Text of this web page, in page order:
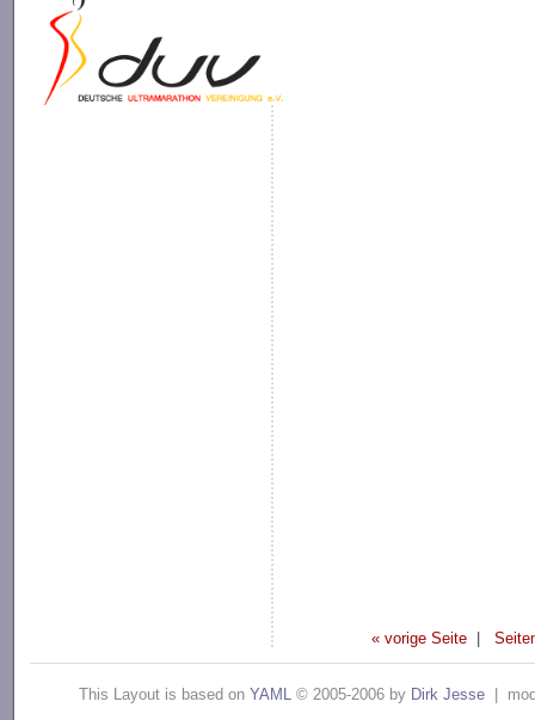
« vorige Seite |
This Layout is based on YAML © 2005-2006 by Dirk Jesse |